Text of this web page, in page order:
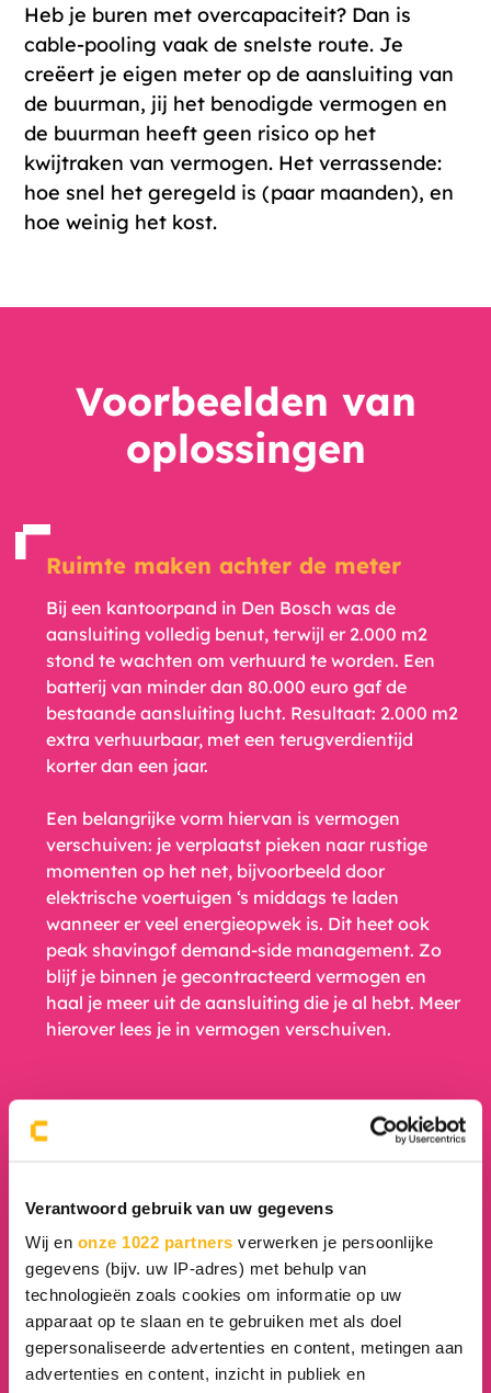
Verantwoord gebruik van uw gegevens
Wij en onze 1022 partners verwerken je persoonlijke
gegevens (bijv. uw IP-adres) met behulp van
technologieën zoals cookies om informatie op uw
apparaat op te slaan en te gebruiken met als doel
gepersonaliseerde advertenties en content, metingen aan
advertenties en content, inzicht in publiek en
Heb je buren met overcapaciteit? Dan is
cable-pooling vaak de snelste route. Je
creëert je eigen meter op de aansluiting van
de buurman, jij het benodigde vermogen en
de buurman heeft geen risico op het
kwijtraken van vermogen. Het verrassende:
hoe snel het geregeld is (paar maanden), en
hoe weinig het kost.
Voorbeelden van
oplossingen
Ruimte maken achter de meter
Bij een kantoorpand in Den Bosch was de
aansluiting volledig benut, terwijl er 2.000 m2
stond te wachten om verhuurd te worden. Een
batterij van minder dan 80.000 euro gaf de
bestaande aansluiting lucht. Resultaat: 2.000 m2
extra verhuurbaar, met een terugverdientijd
korter dan een jaar.
Een belangrijke vorm hiervan is vermogen
verschuiven: je verplaatst pieken naar rustige
momenten op het net, bijvoorbeeld door
elektrische voertuigen ‘s middags te laden
wanneer er veel energieopwek is. Dit heet ook
peak shavingof demand-side management. Zo
blijf je binnen je gecontracteerd vermogen en
haal je meer uit de aansluiting die je al hebt. Meer
hierover lees je invermogen verschuiven.
Een ander contract met de
Bij een vakantieresort dreigde een investering van
rond de 700.000 euro. De oplossing kostte
uiteindelijk 0 euro, puur door slim te kijken naar
het contract en het administratief samenvoegen
van aansluitingen, een soort energy-hub met
jezelf.